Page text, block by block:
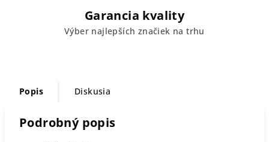
Garancia kvality
Výber najlepších značiek na trhu
Popis Diskusia
Podrobný popis